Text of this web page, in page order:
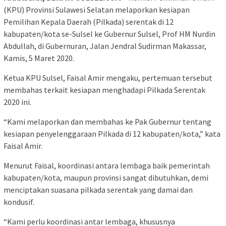
(KPU) Provinsi Sulawesi Selatan melaporkan kesiapan
Pemilihan Kepala Daerah (Pilkada) serentak di 12
kabupaten/kota se-Sulsel ke Gubernur Sulsel, Prof HM Nurdin
Abdullah, di Gubernuran, Jalan Jendral Sudirman Makassar,
Kamis, 5 Maret 2020.
Ketua KPU Sulsel, Faisal Amir mengaku, pertemuan tersebut
membahas terkait kesiapan menghadapi Pilkada Serentak
2020 ini.
“Kami melaporkan dan membahas ke Pak Gubernur tentang
kesiapan penyelenggaraan Pilkada di 12 kabupaten/kota,” kata
Faisal Amir.
Menurut Faisal, koordinasi antara lembaga baik pemerintah
kabupaten/kota, maupun provinsi sangat dibutuhkan, demi
menciptakan suasana pilkada serentak yang damai dan
kondusif.
“Kami perlu koordinasi antar lembaga, khususnya